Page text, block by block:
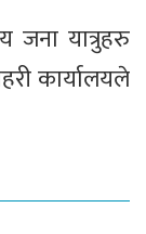
जना यात्रुहरु
कार्यालयले